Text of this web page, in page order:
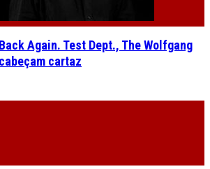
Again. Test Dept., The Wolfgang
cartaz